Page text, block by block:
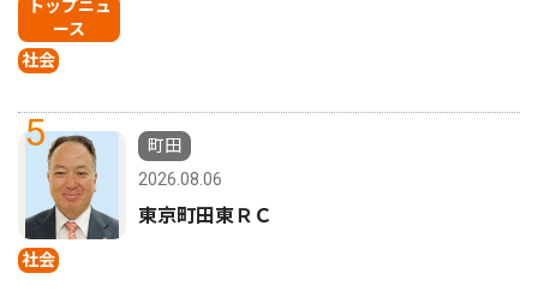
トップニュ
ース
社会
5
社会
町田
2026.08.06
東京町田東ＲＣ